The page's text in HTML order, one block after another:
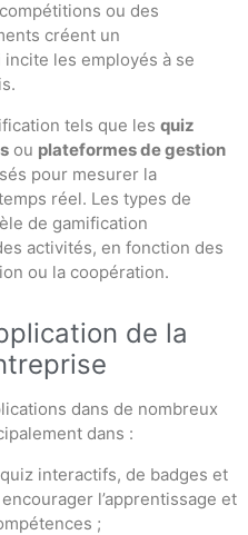
ou des
créent un
les employés à se
tels que les quiz
ou plateformes de gestion
pour mesurer la
réel. Les types de
de gamification
activités, en fonction des
ou la coopération.
de la
dans de nombreux
dans :
interactifs, de badges et
l’apprentissage et
;